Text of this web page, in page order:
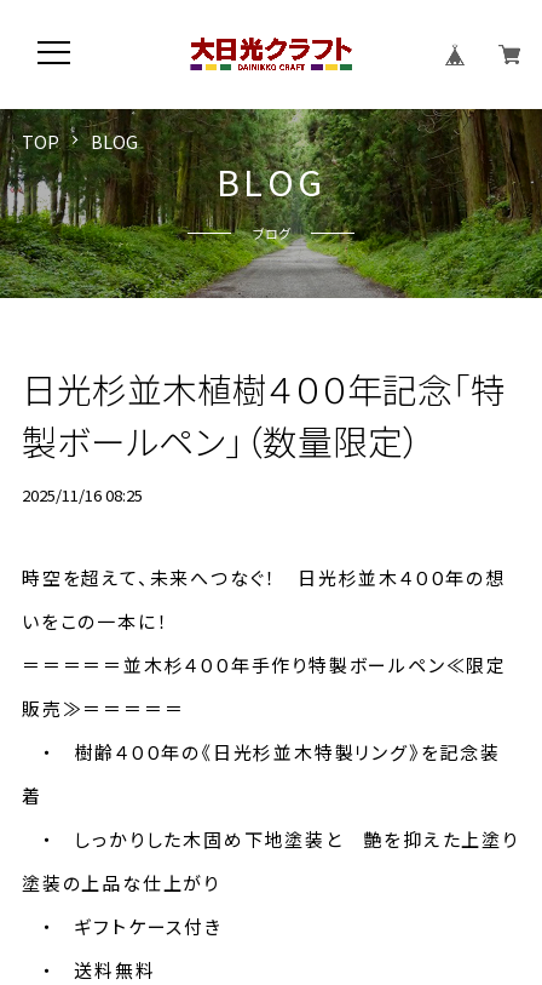
BLOG
ブログ
TOP BLOG
日光杉並木植樹４００年記念「特
製ボールペン」（数量限定）
2025/11/16 08:25
時空を超えて、未来へつなぐ！
日光杉並木４００年の想
いをこの一本に！
＝＝＝＝＝並木杉４００年手作り特製ボールペン≪限定
販売≫＝＝＝＝＝
・ 樹齢４００年の《日光杉並木特製リング》を記念装
着
・ しっかりした木固め下地塗装と 艶を抑えた上塗り
塗装の上品な仕上がり
・ ギフトケース付き
・ 送料無料